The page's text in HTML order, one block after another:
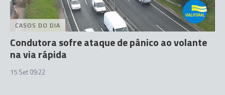
CASOS DO DIA
Condutora sofre ataque de pânico ao volante
na via rápida
15 Set 09:22